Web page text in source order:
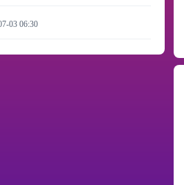
03 06:30